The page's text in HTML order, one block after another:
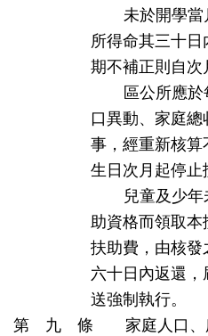
未於開學
所得命其三十
期不補正則自次
區公所應
口異動、家庭
事，經重新核算
生日次月起停止
兒童及少
助資格而領取
扶助費，由核
六十日內返還
送強制執行。
第 九 條 家庭人口、所